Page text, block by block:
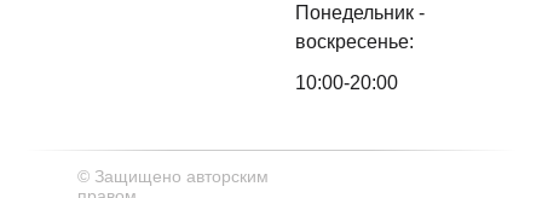
Понедельник -
воскресенье:
10:00-20:00
© Защищено авторским